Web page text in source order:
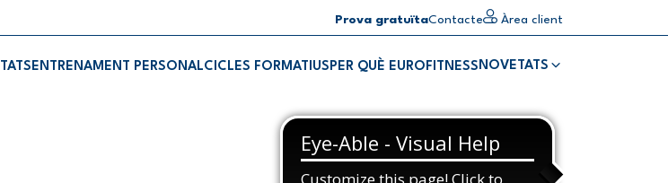
Prova gratuïtaContacte Àrea client
ENTRENAMENT PERSONALCICLES FORMATIUS PER QUÈ EUROFITNESS NOVETATS